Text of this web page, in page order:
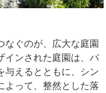
なぐのが、広大な庭園
インされた庭園は、バ
与えるとともに、シン
よって、整然とした落